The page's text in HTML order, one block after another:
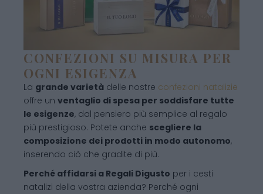
CONFEZIONI SU MISURA PER
OGNI ESIGENZA
La grande varietà delle nostre confezioni natalizie
offre un ventaglio di spesa per soddisfare tutte
le esigenze, dal pensiero più semplice al regalo
più prestigioso. Potete anche scegliere la
composizione dei prodotti in modo autonomo,
inserendo ciò che gradite di più.
Perché affidarsi a Regali Digusto per i cesti
natalizi della vostra azienda? Perché ogni